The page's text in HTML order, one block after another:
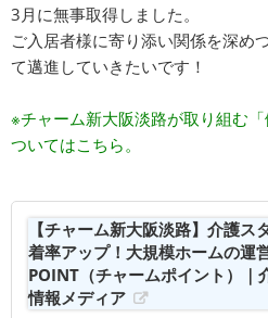
3月に無事取得しました。
ご入居者様に寄り添い関係を深め
て邁進していきたいです！
※チャーム新大阪淡路が取り組む
ついてはこちら。
【チャーム新大阪淡路】介護ス
着率アップ！大規模ホームの運
POINT（チャームポイント）｜
情報メディア